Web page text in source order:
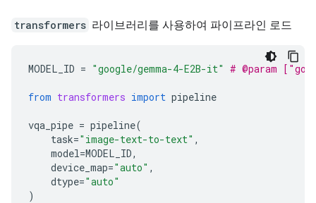
transformers 라이브러리를 사용하여 파이프라인 로드
MODEL_ID = "google/gemma-4-E2B-it" # @param
from transformers import pipeline
vqa_pipe = pipeline(
task="image-text-to-text" ,
model=MODEL_ID,
device_map="auto" ,
dtype="auto"
)